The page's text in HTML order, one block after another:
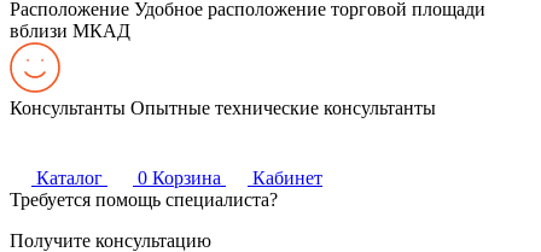
Расположение Удобное расположение торговой площади
вблизи МКАД
Консультанты Опытные технические консультанты
Каталог 0 Корзина
Кабинет
Требуется помощь специалиста?
Получите консультацию